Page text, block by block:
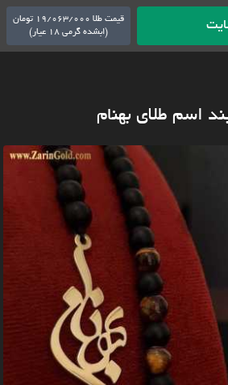
قیمت طلا 19/063/000 تومان
(ابشده گرمی 18 عیار)
اسم طلای بهنام